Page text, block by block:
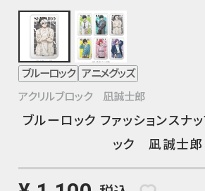
ブルーロック アニメグッズ
アクリルブロック 凪誠士郎
ブルーロック ファッションスナ
ック 凪誠士郎